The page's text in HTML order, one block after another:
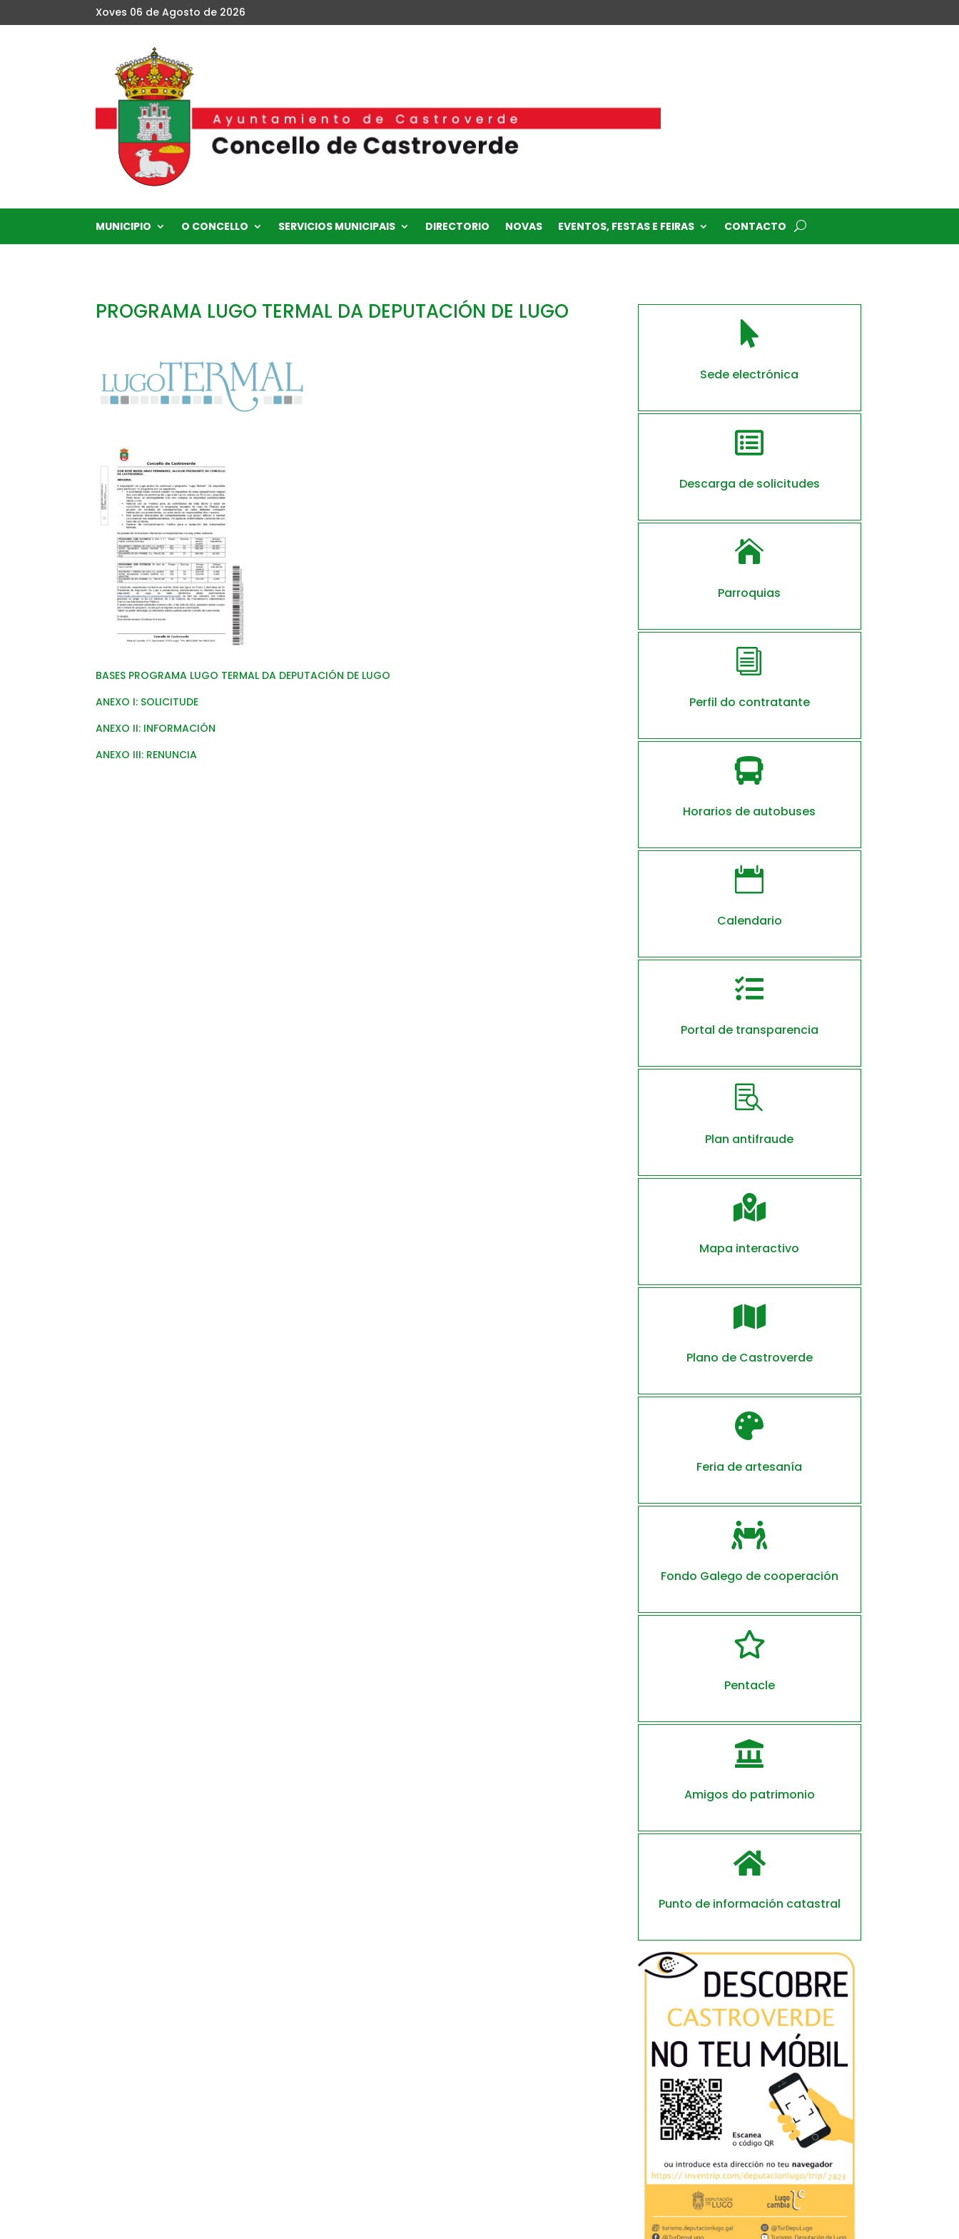
Xoves 06 de Agosto de 2026
MUNICIPIO O CONCELLO SERVICIOS MUNICIPAIS DIRECTORIO NOVAS EVENTOS, FESTAS E FEIRAS CONTACTO
PROGRAMA LUGO TERMAL DA DEPUTACIÓN DE LUGO
BASES PROGRAMA LUGO TERMAL DA DEPUTACIÓN DE LUGO
ANEXO I: SOLICITUDE
ANEXO II: INFORMACIÓN
ANEXO III: RENUNCIA

Sede electrónica

Descarga de solicitudes

Parroquias
i
Perfil do contratante

Horarios de autobuses

Calendario

Portal de transparencia

Plan antifraude

Mapa interactivo

Plano de Castroverde

Feria de artesanía

Fondo Galego de cooperación

Pentacle

Amigos do patrimonio

Punto de información catastral